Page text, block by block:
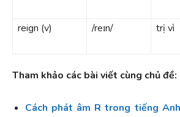
reign (v) /reɪn/ trị vì
Tham khảo các bài viết cùng chủ đề:
Cách phát âm R trong tiếng